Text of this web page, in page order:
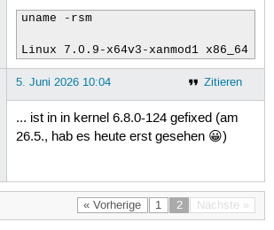
uname -rsm
Linux 7.0.9-x64v3-xanmod1 x86_64
Zitieren
5. Juni 2026 10:04
... ist in in kernel 6.8.0-124 gefixed (am
26.5., hab es heute erst gesehen 😀)
« Vorherige 1 2 Nächste »